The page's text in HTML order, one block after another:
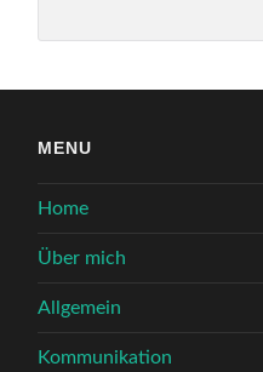
MENU
Home
Über mich
Allgemein
Kommunikation